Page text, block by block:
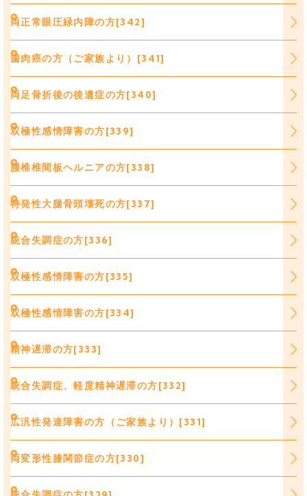
両正常眼圧緑内障の方[342]
歯肉癌の方（ご家族より）[341]
両足骨折後の後遺症の方[340]
双極性感情障害の方[339]
腰椎椎間板ヘルニアの方[338]
特発性大腿骨頭壊死の方[337]
統合失調症の方[336]
双極性感情障害の方[335]
双極性感情障害の方[334]
精神遅滞の方[333]
統合失調症、軽度精神遅滞の方[332]
広汎性発達障害の方（ご家族より）[331]
両変形性膝関節症の方[330]